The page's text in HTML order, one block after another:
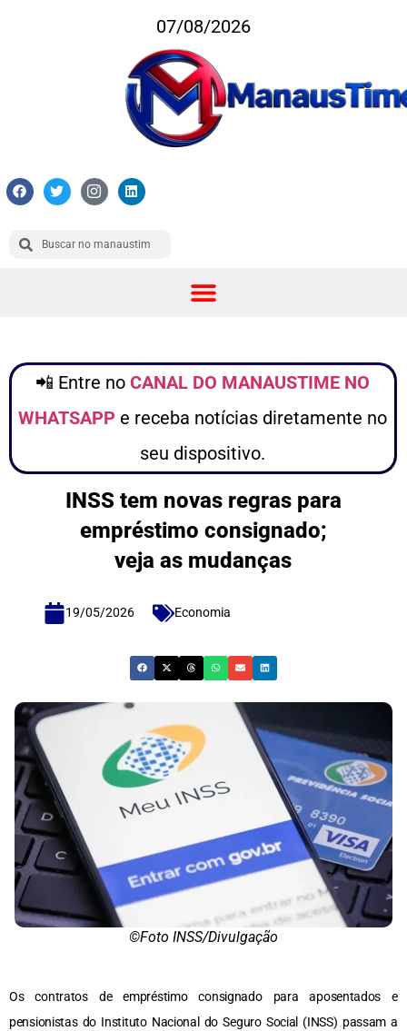
07/08/2026
📲 Entre no CANAL DO MANAUSTIME NO
WHATSAPP e receba notícias diretamente no
seu dispositivo.
INSS tem novas regras para
empréstimo consignado;
veja as mudanças
19/05/2026 Economia
©Foto INSS/Divulgação
Os contratos de empréstimo consignado para aposentados e
pensionistas do Instituto Nacional do Seguro Social (INSS) passam a